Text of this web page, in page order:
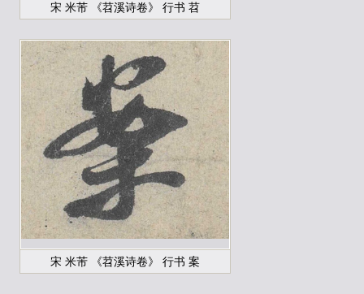
宋 米芾 《苕溪诗卷》 行书 苕
宋 米芾 《苕溪诗卷》 行书 案